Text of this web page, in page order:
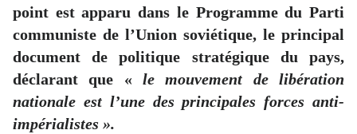
point est apparu dans le Programme du Parti
communiste de l’Union soviétique, le principal
document de politique stratégique du pays,
déclarant que « le mouvement de libération
nationale est l’une des principales forces anti-
impérialistes ».